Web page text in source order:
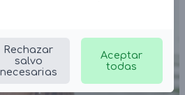
Rechazar
salvo
necesarias
Aceptar
todas